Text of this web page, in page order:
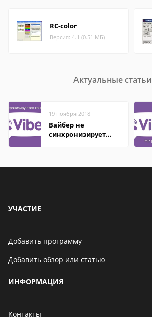
RC-color
Версия: 4.1 (0.51 МБ)
Актуальные статьи
19 ноября 2018
Вайбер не
синхронизирует
УЧАСТИЕ
Добавить программу
Добавить обзор или статью
ИНФОРМАЦИЯ
Контакты